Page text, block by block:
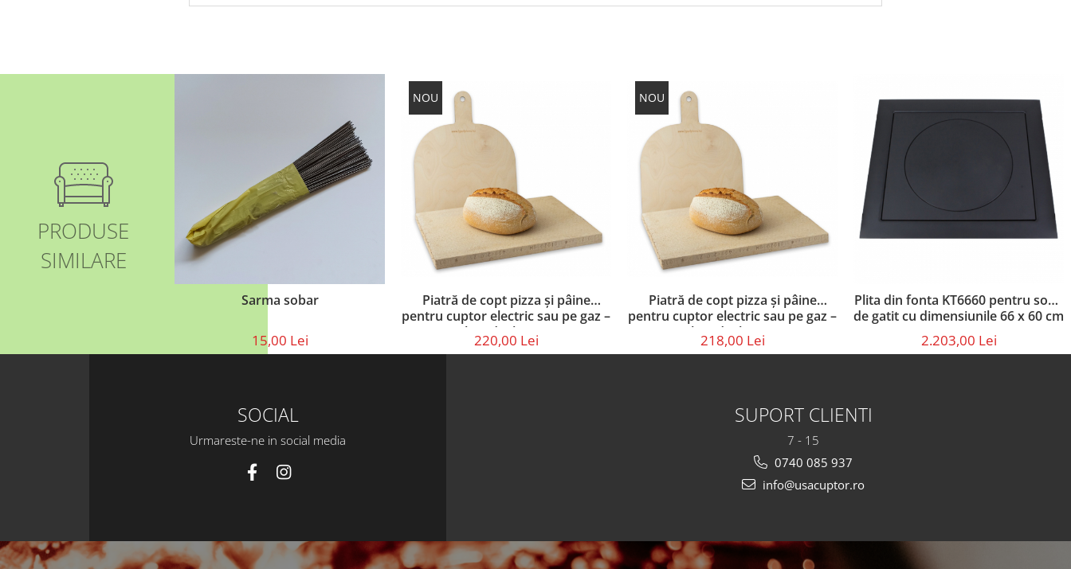
PRODUSE
SIMILARE
Sarma sobar
15,00 Lei
NOU
Piatră de copt pizza și pâine
pentru cuptor electric sau pe gaz –
set cu paletă din lemn (40 × 30 ×
2,5 cm)
220,00 Lei
NOU
Piatră de copt pizza și pâine
pentru cuptor electric sau pe gaz –
set cu paletă din lemn (36 × 30 ×
2,5 cm)
218,00 Lei
Plita din fonta KT6660 pentru soba
de gatit cu dimensiunile 66 x 60 cm
2.203,00 Lei
SOCIAL
Urmareste-ne in social media
SUPORT CLIENTI
7 - 15
0740 085 937
info@usacuptor.ro